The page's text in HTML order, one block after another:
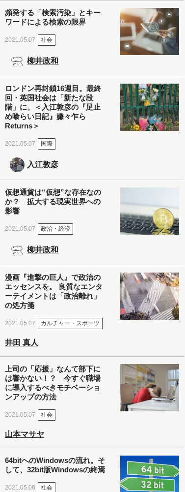
頻発する「検索汚染」とキー
ワードによる検索の限界
2021.05.07 社会
柳井政和
ロンドン再封鎖16週目。最終
回・英国社会は「新たな段
階」に。＜入江敦彦の『足止
め喰らい日記』嫌々乍ら
Returns＞
2021.05.07 国際
入江敦彦
仮想通貨は“仮想”な存在なの
か？ 拡大する現実世界への
影響
2021.05.07 政治・経済
柳井政和
漫画『進撃の巨人』で政治の
エッセンスを。 良質なエンタ
ーテイメントは「政治離れ」
の処方箋
2021.05.07 カルチャー・スポーツ
井田 真人
上司の「応援」なんて部下に
は響かない！？ 今すぐ職場
に導入するべきモチベーショ
ンアップの方法
2021.05.07 社会
山本マサヤ
64bitへのWindowsの流れ。そ
して、32bit版Windowsの終焉
2021.05.06 社会